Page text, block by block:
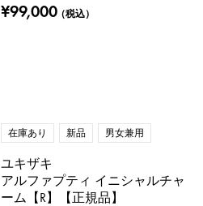
¥99,000（税込）
在庫あり 新品 男女兼用
ユキザキ
アルファプティ イニシャルチャ
ーム【R】【正規品】